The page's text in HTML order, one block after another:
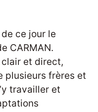
ce jour le
CARMAN.
clair et direct,
plusieurs frères et
travailler et